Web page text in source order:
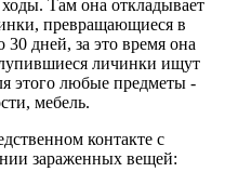
Там она откладывает
превращающиеся в
дней, за это время она
личинки ищут
этого любые предметы -
мебель.
контакте с
зараженных вещей: